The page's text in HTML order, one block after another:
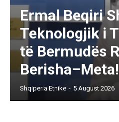
Ermal Beqiri
Teknologjik i
të Bermudës
Berisha–Meta!
Shqiperia Etnike - 5 August 2026